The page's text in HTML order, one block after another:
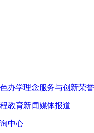
办学理念服务与创新荣
教育新闻媒体报道
中心